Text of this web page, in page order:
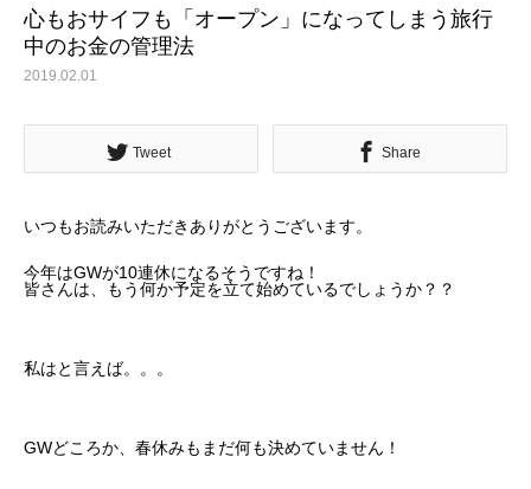
ガラッと変えたライフ
心もおサイフも「オープン」になってしまう旅行
中のお金の管理法
2019.02.01
Tweet Share
いつもお読みいただきありがとうございます。
今年はGWが10連休になるそうですね！
皆さんは、もう何か予定を立て始めているでしょうか？？
私はと言えば。。。
GWどころか、春休みもまだ何も決めていません！